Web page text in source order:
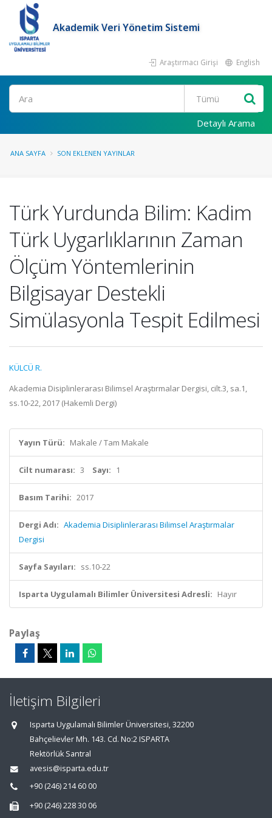
Akademik Veri Yönetim Sistemi
Araştırmacı Girişi English
Ara
Detaylı Arama
ANA SAYFA SON EKLENEN YAYINLAR
Türk Yurdunda Bilim: Kadim
Türk Uygarlıklarının Zaman
Ölçüm Yöntemlerinin
Bilgisayar Destekli
Simülasyonla Tespit Edilmesi
KÜLCÜ R.
Akademia Disiplinlerarası Bilimsel Araştırmalar Dergisi, cilt.3, sa.1,
ss.10-22, 2017 (Hakemli Dergi)
Yayın Türü: Makale / Tam Makale
Cilt numarası: 3 Sayı: 1
Basım Tarihi: 2017
Dergi Adı: Akademia Disiplinlerarası Bilimsel Araştırmalar
Dergisi
Sayfa Sayıları: ss.10-22
Isparta Uygulamalı Bilimler Üniversitesi Adresli: Hayır
Paylaş
İletişim Bilgileri
Isparta Uygulamalı Bilimler Üniversitesi, 32200
Bahçelievler Mh. 143. Cd. No:2 ISPARTA
Rektörlük Santral
avesis@isparta.edu.tr
+90 (246) 214 60 00
+90 (246) 228 30 06